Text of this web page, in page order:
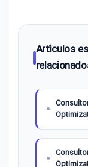
Artículos